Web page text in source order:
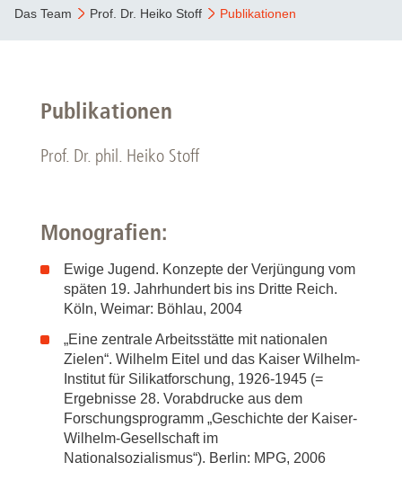
Das Team
Prof. Dr. Heiko Stoff Publikationen
Publikationen
Prof. Dr. phil. Heiko Stoff
Monografien:
Ewige Jugend. Konzepte der Verjüngung vom
späten 19. Jahrhundert bis ins Dritte Reich.
Köln, Weimar: Böhlau, 2004
„Eine zentrale Arbeitsstätte mit nationalen
Zielen“. Wilhelm Eitel und das Kaiser Wilhelm-
Institut für Silikatforschung, 1926-1945 (=
Ergebnisse 28. Vorabdrucke aus dem
Forschungsprogramm „Geschichte der Kaiser-
Wilhelm-Gesellschaft im
Nationalsozialismus“). Berlin: MPG, 2006